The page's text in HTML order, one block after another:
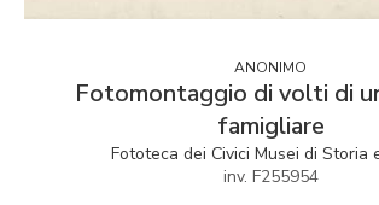
ANONIMO
Fotomontaggio di volti di
famigliare
Fototeca dei Civici Musei di Storia
inv. F255954